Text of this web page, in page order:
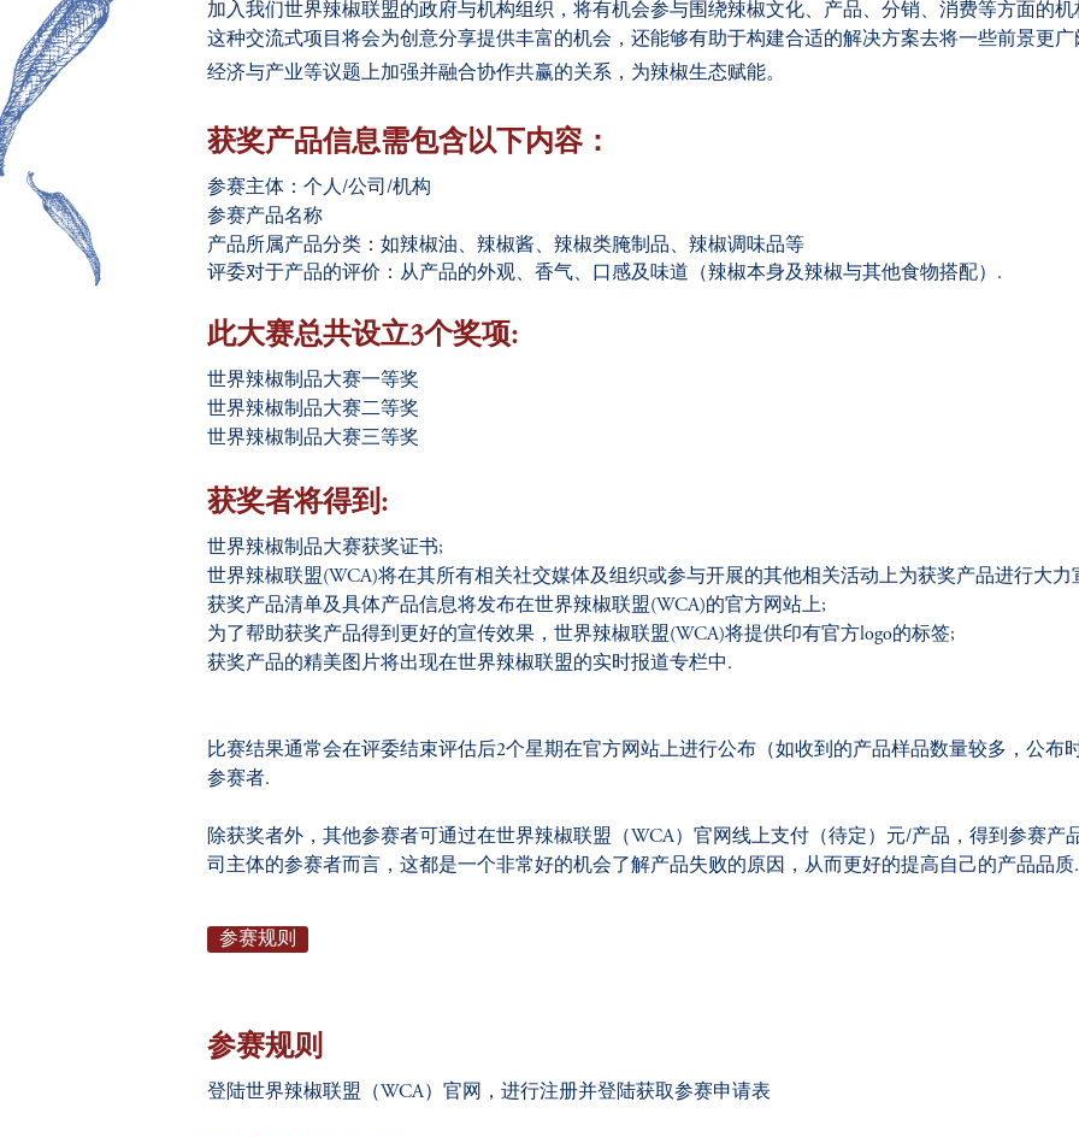
加入我们世界辣椒联盟的政府与机构组织，将有机会参与围绕辣椒文化、产品、分销、消费等方面的
这种交流式项目将会为创意分享提供丰富的机会，还能够有助于构建合适的解决方案去将一些前景更
经济与产业等议题上加强并融合协作共赢的关系，为辣椒生态赋能。
获奖产品信息需包含以下内容：
参赛主体：个人/公司/机构
参赛产品名称
产品所属产品分类：如辣椒油、辣椒酱、辣椒类腌制品、辣椒调味品等
评委对于产品的评价：从产品的外观、香气、口感及味道（辣椒本身及辣椒与其他食物搭配） .
此大赛总共设立3个奖项:
世界辣椒制品大赛一等奖
世界辣椒制品大赛二等奖
世界辣椒制品大赛三等奖
获奖者将得到:
世界辣椒制品大赛获奖证书;
世界辣椒联盟(WCA)将在其所有相关社交媒体及组织或参与开展的其他相关活动上为获奖产品进行大力
获奖产品清单及具体产品信息将发布在世界辣椒联盟(WCA)的官方网站上;
为了帮助获奖产品得到更好的宣传效果，世界辣椒联盟(WCA)将提供印有官方logo的标签;
获奖产品的精美图片将出现在世界辣椒联盟的实时报道专栏中.
比赛结果通常会在评委结束评估后2个星期在官方网站上进行公布（如收到的产品样品数量较多，公布
参赛者.
除获奖者外，其他参赛者可通过在世界辣椒联盟（WCA）官网线上支付（待定）元/产品，得到参赛产
司主体的参赛者而言，这都是一个非常好的机会了解产品失败的原因，从而更好的提高自己的产品品
参赛规则
参赛规则
登陆世界辣椒联盟（ WCA）官网，进行注册并登陆获取参赛申请表